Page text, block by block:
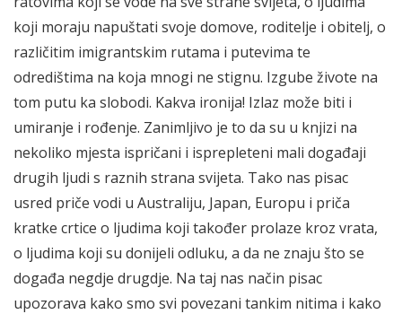
koji moraju napuštati svoje domove, roditelje i obitelj, o
različitim imigrantskim rutama i putevima te
odredištima na koja mnogi ne stignu. Izgube živote na
tom putu ka slobodi. Kakva ironija! Izlaz može biti i
umiranje i rođenje. Zanimljivo je to da su u knjizi na
nekoliko mjesta ispričani i isprepleteni mali događaji
drugih ljudi s raznih strana svijeta. Tako nas pisac
usred priče vodi u Australiju, Japan, Europu i priča
kratke crtice o ljudima koji također prolaze kroz vrata,
o ljudima koji su donijeli odluku, a da ne znaju što se
događa negdje drugdje. Na taj nas način pisac
upozorava kako smo svi povezani tankim nitima i kako